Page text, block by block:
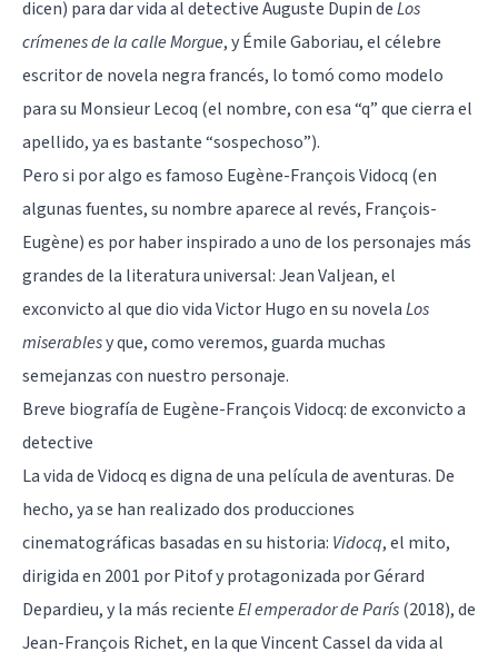
dicen) para dar vida al detective Auguste Dupin deLos
crímenes de la calle Morgue, y Émile Gaboriau, el célebre
escritor de novela negra francés, lo tomó como modelo
para su Monsieur Lecoq (el nombre, con esa “q” que cierra el
apellido, ya es bastante “sospechoso”).
Pero si por algo es famoso Eugène-François Vidocq (en
algunas fuentes, su nombre aparece al revés, François-
Eugène) es por haber inspirado a uno de los personajes más
grandes de la literatura universal: Jean Valjean, el
exconvicto al que dio vida Victor Hugo en su novelaLos
miserablesy que, como veremos, guarda muchas
semejanzas con nuestro personaje.
Breve biografía de Eugène-François Vidocq: de exconvicto a
detective
La vida de Vidocq es digna de una película de aventuras. De
hecho, ya se han realizado dos producciones
cinematográficas basadas en su historia: Vidocq, el mito,
dirigida en 2001 por Pitof y protagonizada por Gérard
Depardieu, y la más recienteEl emperador de París(2018), de
Jean-François Richet, en la que Vincent Cassel da vida al